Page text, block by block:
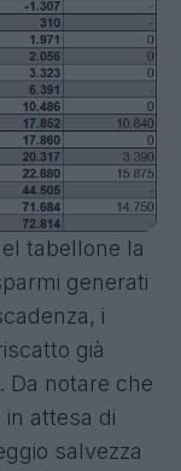
tabellone la
generati
i
già
Da notare che
in attesa di
salvezza